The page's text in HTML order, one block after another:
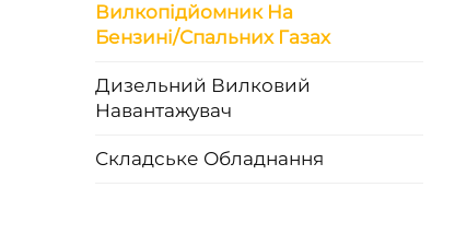
Вилкопідйомник На
Бензині/Спальних Газах
Дизельний Вилковий
Навантажувач
Складське Обладнання